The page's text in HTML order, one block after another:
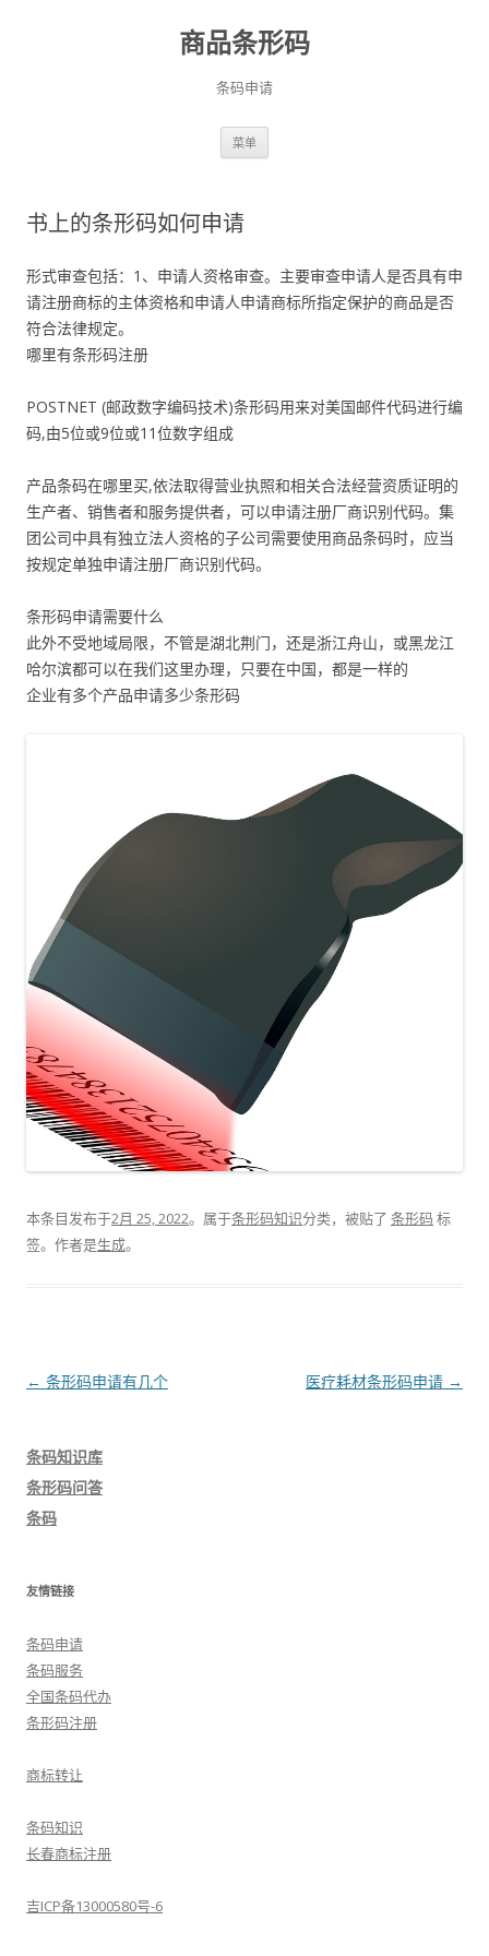
商品条形码
条码申请
菜单
书上的条形码如何申请
形式审查包括：1、申请人资格审查。主要审查申请人是否具有申
请注册商标的主体资格和申请人申请商标所指定保护的商品是否
符合法律规定。
哪里有条形码注册
POSTNET (邮政数字编码技术)条形码用来对美国邮件代码进行编
码,由5位或9位或11位数字组成
产品条码在哪里买,依法取得营业执照和相关合法经营资质证明的
生产者、销售者和服务提供者，可以申请注册厂商识别代码。集
团公司中具有独立法人资格的子公司需要使用商品条码时，应当
按规定单独申请注册厂商识别代码。
条形码申请需要什么
此外不受地域局限，不管是湖北荆门，还是浙江舟山，或黑龙江
哈尔滨都可以在我们这里办理，只要在中国，都是一样的
企业有多个产品申请多少条形码
本条目发布于2月 25, 2022。属于条形码知识分类，被贴了 条形码 标
签。 作者是生成。
文
← 条形码申请有几个 医疗耗材条形码申请 →
条码知识库
条形码问答
条码
友情链接
条码申请
条码服务
全国条码代办
条形码注册
商标转让
条码知识
长春商标注册
吉ICP备13000580号-6